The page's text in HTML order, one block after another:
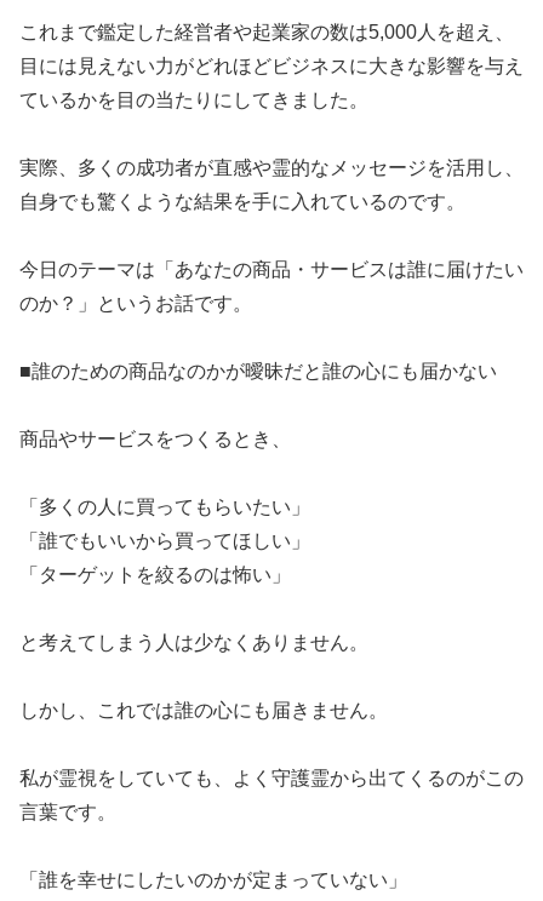
​これまで鑑定した経営者や起業家の数は5,000人を超え、
目には見えない力がどれほどビジネスに大きな影響を与え
ているかを目の当たりにしてきました。
​実際、多くの成功者が直感や霊的なメッセージを活用し、
自身でも驚くような結果を手に入れているのです。
​今日のテーマは「あなたの商品・サービスは誰に届けたい
のか？」というお話です。
​■誰のための商品なのかが曖昧だと誰の心にも届かない
​商品やサービスをつくるとき、
​「多くの人に買ってもらいたい」
​「誰でもいいから買ってほしい」
​「ターゲットを絞るのは怖い」
​と考えてしまう人は少なくありません。
​しかし、これでは誰の心にも届きません。
​私が霊視をしていても、よく守護霊から出てくるのがこの
言葉です。
​「誰を幸せにしたいのかが定まっていない」